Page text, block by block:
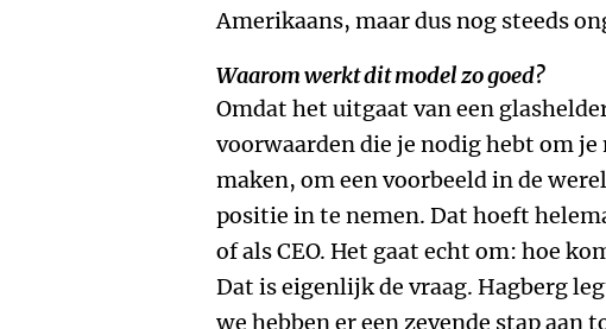
Amerikaans, maar dus nog steeds
Waarom werkt dit model zo goed?
Omdat het uitgaat van een
voorwaarden die je nodig hebt om
maken, om een voorbeeld in de
positie in te nemen. Dat hoeft
of als CEO. Het gaat echt om: hoe
Dat is eigenlijk de vraag. Hagberg
we hebben er een zevende stap aan